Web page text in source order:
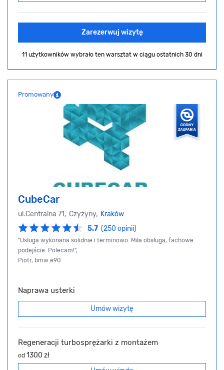
Zarezerwuj wizytę
11 użytkowników wybrało ten warsztat w ciągu ostatnich 30 dni
Promowany
CubeCar
ul.Centralna 71, Czyżyny, Kraków
5.7 (250 opinii)
"Usługa wykonana solidnie i terminowo. Miła obsługa, fachowe
podejście. Polecam!",
Piotr, bmw e90
Naprawa usterki
Umów wizytę
Regeneracji turbosprężarki z montażem
od 1300 zł